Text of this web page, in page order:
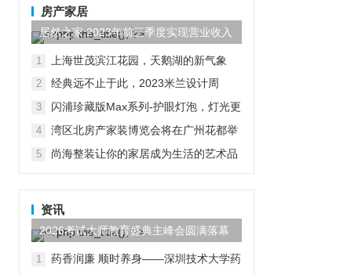
房产家居
居然之家:2023年前三季度实现营业收入
97.44亿元,同比...
1 上海世茂滨江花园，天鹅湖的新气象
2
经典远不止于此，2023米兰设计周
3
闪浦珍藏版Max系列-护眼灯泡，灯光更
4
湾区北房产家装博览会将在广州花都举
5 尚海整装让你的家居成为生活的艺术品
资讯
2026考试大师教育盛典主峰会圆满落幕
1
药香润廉 顺时养身——深圳技术大学药